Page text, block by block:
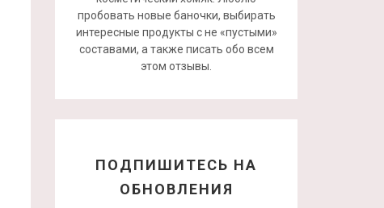
пробовать новые баночки, выбирать
интересные продукты с не «пустыми»
составами, а также писать обо всем
этом отзывы.
ПОДПИШИТЕСЬ НА
ОБНОВЛЕНИЯ